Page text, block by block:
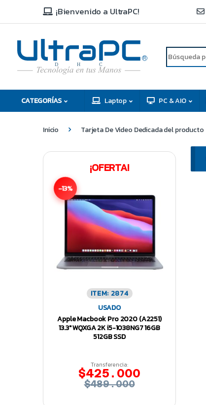
¡Bienvenido a UltraPC!
C
H
D
R
CATEGORÍAS Laptop PC & AIO
Inicio Tarjeta De Video Dedicada del producto
¡OFERTA!
-13%
ITEM: 2874
USADO
Apple Macbook Pro 2020 (A2251)
13.3″ WQXGA 2K i5-1038NG7 16GB
512GB SSD
Transferencia:
$425.000
$489.000